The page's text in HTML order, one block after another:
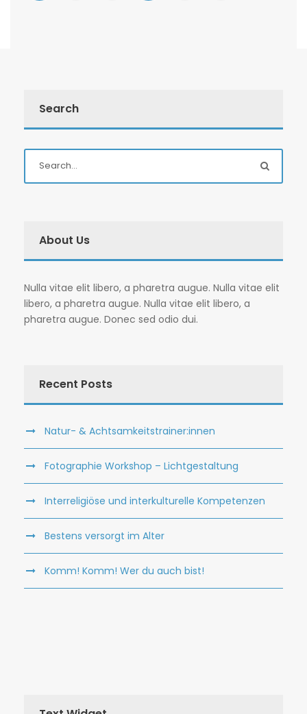
Search
About Us
Nulla vitae elit libero, a pharetra augue. Nulla vitae elit
libero, a pharetra augue. Nulla vitae elit libero, a
pharetra augue. Donec sed odio dui.
Recent Posts
Natur- & Achtsamkeitstrainer:innen
Fotographie Workshop – Lichtgestaltung
Interreligiöse und interkulturelle Kompetenzen
Bestens versorgt im Alter
Komm! Komm! Wer du auch bist!